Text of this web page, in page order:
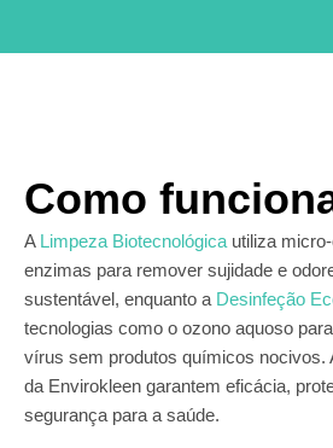
Como
A Limpeza Biotecnológica utiliza
enzimas para remover sujidade e
sustentável, enquanto a Desinfeção
tecnologias como o ozono aquoso
vírus sem produtos químicos nocivos.
da Envirokleen garantem eficácia,
segurança para a saúde.